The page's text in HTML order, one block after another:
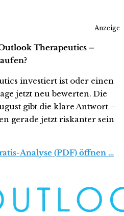
Anzeige
Therapeutics –
investiert ist oder einen
jetzt neu bewerten. Die
gibt die klare Antwort –
gerade jetzt riskanter sein
Analyse (PDF) öffnen …